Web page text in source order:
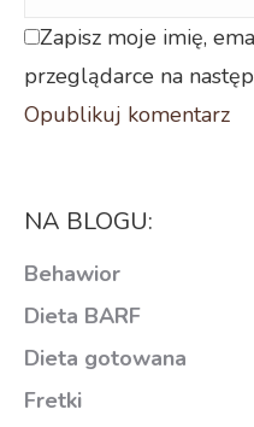
Zapisz moje imię,
przeglądarce na
Opublikuj komentarz
NA BLOGU:
Behawior
Dieta BARF
Dieta gotowana
Fretki